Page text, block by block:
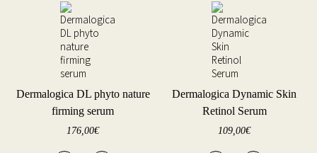
Dermalogica DL phyto nature
firming serum
176,00€
Dermalogica Dynamic Skin
Retinol Serum
109,00€